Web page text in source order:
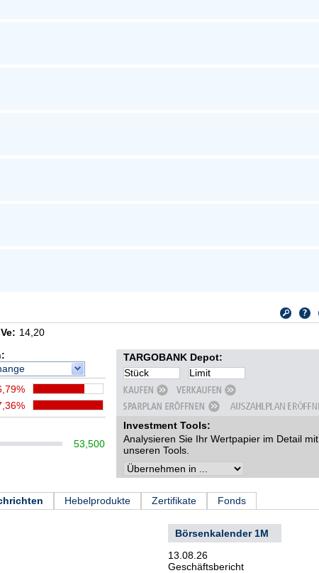
14,20
53,500
TARGOBANK Depot:
Investment Tools:
Analysieren Sie Ihr Wertpapier im Detail mit
unseren Tools.
Hebelprodukte Zertifikate Fonds
Börsenkalender 1M
13.08.26
Geschäftsbericht